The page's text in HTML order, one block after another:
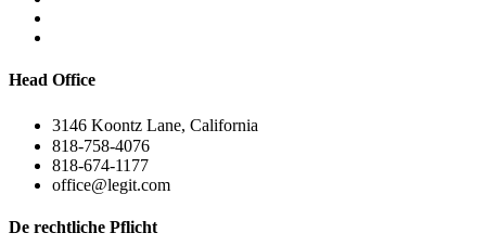
Head Office
3146 Koontz Lane, California
818-758-4076
818-674-1177
office@legit.com
De rechtliche Pflicht